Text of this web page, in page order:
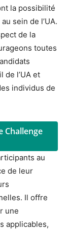
la possibilité
sein de l’UA.
de la
toutes
de l’UA et
individus de
Challenge
au
de leur
Il offre
une
applicables,